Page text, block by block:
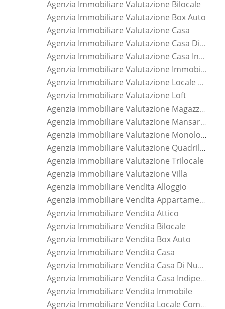
Agenzia Immobiliare Valutazione Bilocale
Agenzia Immobiliare Valutazione Box Auto
Agenzia Immobiliare Valutazione Casa
Agenzia Immobiliare Valutazione Casa Di Nuova Costruzione
Agenzia Immobiliare Valutazione Casa Indipendente
Agenzia Immobiliare Valutazione Immobile
Agenzia Immobiliare Valutazione Locale Commerciale
Agenzia Immobiliare Valutazione Loft
Agenzia Immobiliare Valutazione Magazzino
Agenzia Immobiliare Valutazione Mansarda
Agenzia Immobiliare Valutazione Monolocale
Agenzia Immobiliare Valutazione Quadrilocale
Agenzia Immobiliare Valutazione Trilocale
Agenzia Immobiliare Valutazione Villa
Agenzia Immobiliare Vendita Alloggio
Agenzia Immobiliare Vendita Appartamento
Agenzia Immobiliare Vendita Attico
Agenzia Immobiliare Vendita Bilocale
Agenzia Immobiliare Vendita Box Auto
Agenzia Immobiliare Vendita Casa
Agenzia Immobiliare Vendita Casa Di Nuova Costruzione
Agenzia Immobiliare Vendita Casa Indipendente
Agenzia Immobiliare Vendita Immobile
Agenzia Immobiliare Vendita Locale Commerciale